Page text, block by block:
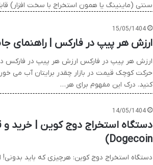
سنتی (ماینینگ یا همون استخراج با سخت افزار)
15/05/1404
ارزش هر پیپ در فارکس | راهنمای
ارزش هر پیپ در فارکس ارزش هر پیپ در فارکس
حرکت کوچک قیمت در بازار چقدر برایتان آب می
کنید. درک این مفهوم برای هر…
14/05/1404
دستگاه استخراج دوج کوین | خرید و
Dogecoin)
دستگاه استخراج دوج کوین: هرچیزی که باید